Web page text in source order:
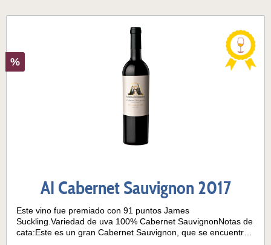
%
AI Cabernet Sauvignon 2017
Este vino fue premiado con 91 puntos James
Suckling.Variedad de uva 100% Cabernet SauvignonNotas de
cata:Este es un gran Cabernet Sauvignon, que se encuentra